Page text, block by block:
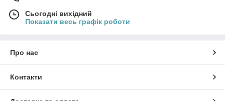
Сьогодні вихідний
Показати весь графік роботи
Про нас
Контакти